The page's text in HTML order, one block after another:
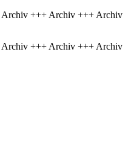
+++ Archiv +++ Archiv
+++ Archiv +++ Archiv